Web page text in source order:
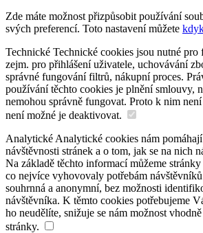
Zde máte možnost přizpůsobit používání
svých preferencí. Toto nastavení můžete
Technické Technické cookies jsou nutné pro
zejm. pro přihlášení uživatele, uchovávání
správné fungování filtrů, nákupní proces.
používání těchto cookies je plnění smlouvy,
nemohou správně fungovat. Proto k nim
není možné je deaktivovat.
Analytické Analytické cookies nám
návštěvnosti stránek a o tom, jak se na nich
Na základě těchto informací můžeme
co nejvíce vyhovovaly potřebám
souhrnná a anonymní, bez možnosti
návštěvníka. K těmto cookies potřebujeme
ho neudělíte, snižuje se nám možnost
stránky.